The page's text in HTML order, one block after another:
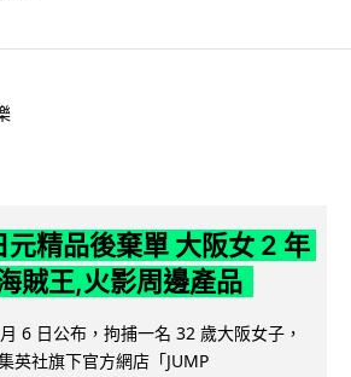
精品後棄單 大阪女 2 年
賊王,火影周邊產品
6 日公布，拘捕一名 32 歲大阪女子，
英社旗下官方網店「JUMP